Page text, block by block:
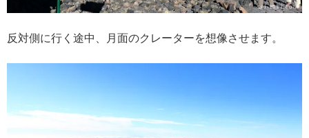
反対側に行く途中、月面のクレーターを想像させます。